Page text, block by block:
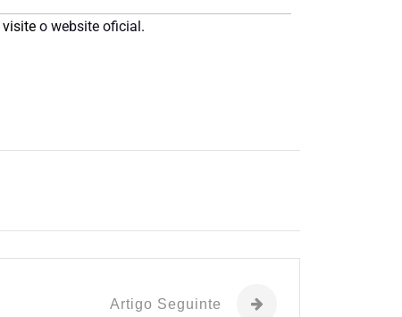
visite o website oficial.
Artigo Seguinte